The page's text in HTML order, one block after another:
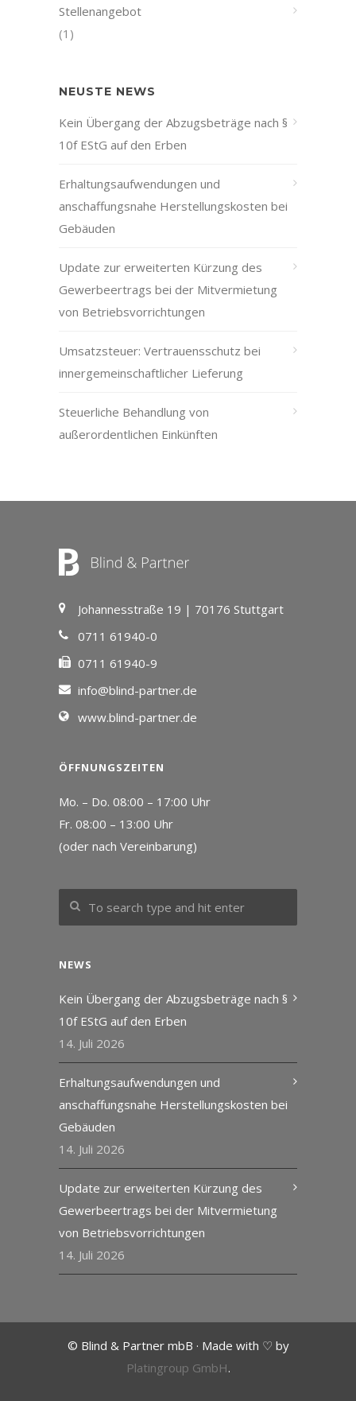
Stellenangebot
(1)
NEUSTE NEWS
Kein Übergang der Abzugsbeträge nach §
10f EStG auf den Erben
Erhaltungsaufwendungen und
anschaffungsnahe Herstellungskosten bei
Gebäuden
Update zur erweiterten Kürzung des
Gewerbeertrags bei der Mitvermietung
von Betriebsvorrichtungen
Umsatzsteuer: Vertrauensschutz bei
innergemeinschaftlicher Lieferung
Steuerliche Behandlung von
außerordentlichen Einkünften
Johannesstraße 19 | 70176 Stuttgart
0711 61940-0
0711 61940-9
info@blind-partner.de
www.blind-partner.de
ÖFFNUNGSZEITEN
Mo. – Do. 08:00 – 17:00 Uhr
Fr. 08:00 – 13:00 Uhr
(oder nach Vereinbarung)
NEWS
Kein Übergang der Abzugsbeträge nach §
10f EStG auf den Erben
14. Juli 2026
Erhaltungsaufwendungen und
anschaffungsnahe Herstellungskosten bei
Gebäuden
14. Juli 2026
Update zur erweiterten Kürzung des
Gewerbeertrags bei der Mitvermietung
von Betriebsvorrichtungen
14. Juli 2026
© Blind & Partner mbB · Made with ♡ by
Platingroup GmbH.